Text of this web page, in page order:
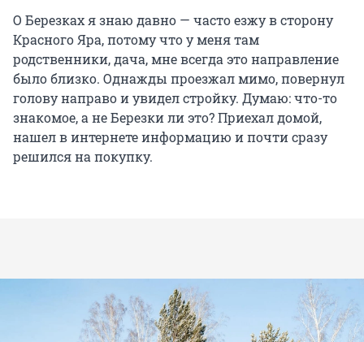
О Березках я знаю давно — часто езжу в сторону
Красного Яра, потому что у меня там
родственники, дача, мне всегда это направление
было близко. Однажды проезжал мимо, повернул
голову направо и увидел стройку. Думаю: что-то
знакомое, а не Березки ли это? Приехал домой,
нашел в интернете информацию и почти сразу
решился на покупку.